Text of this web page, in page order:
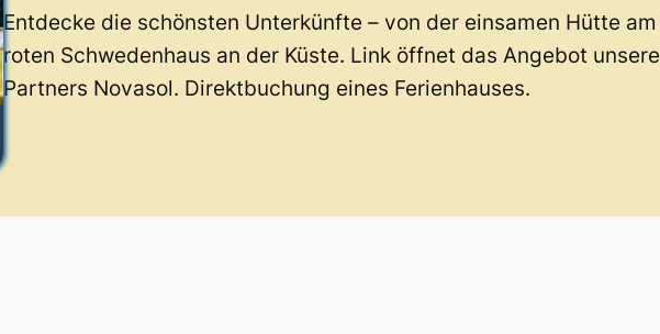
Entdecke die schönsten Unterkünfte – von der einsamen Hütte am
roten Schwedenhaus an der Küste. Link öffnet das Angebot
Partners Novasol. Direktbuchung eines Ferienhauses.